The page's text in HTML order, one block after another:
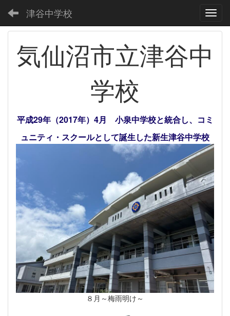
津谷中学校
気仙沼市立津谷中
学校
平成29年（2017年）4月 小泉中学校と統合し、コミ
ュニティ・スクールとして誕生した新生津谷中学校
８月～梅雨明け～